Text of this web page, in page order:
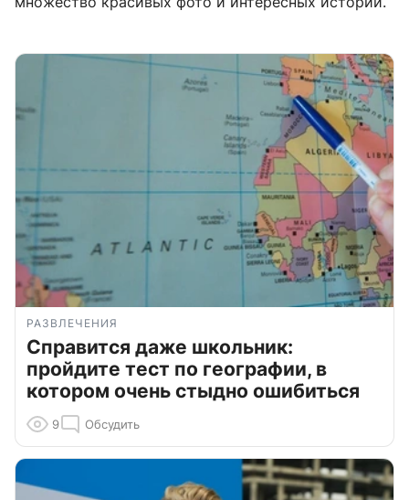
РАЗВЛЕЧЕНИЯ
Справится даже школьник:
пройдите тест по географии, в
котором очень стыдно ошибиться
9 Обсудить